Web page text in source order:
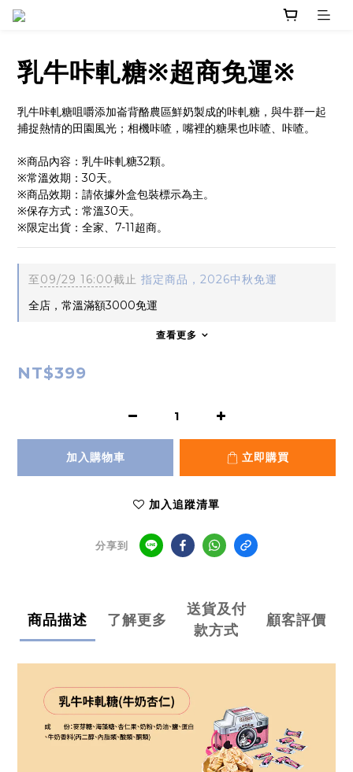
乳牛咔軋糖※超商免運※
乳牛咔軋糖咀嚼添加崙背酪農區鮮奶製成的咔軋糖，與牛群一起
捕捉熱情的田園風光；相機咔喳，嘴裡的糖果也咔喳、咔喳。
※商品內容：乳牛咔軋糖32顆。
※常溫效期：30天。
※商品效期：請依據外盒包裝標示為主。
※保存方式：常溫30天。
※限定出貨：全家、7-11超商。
至09/29 16:00截止 指定商品，2026中秋免運
全店，常溫滿額3000免運
查看更多
NT$399
加入購物車 立即購買
加入追蹤清單
分享到
商品描述 了解更多
送貨及付
款方式
顧客評價